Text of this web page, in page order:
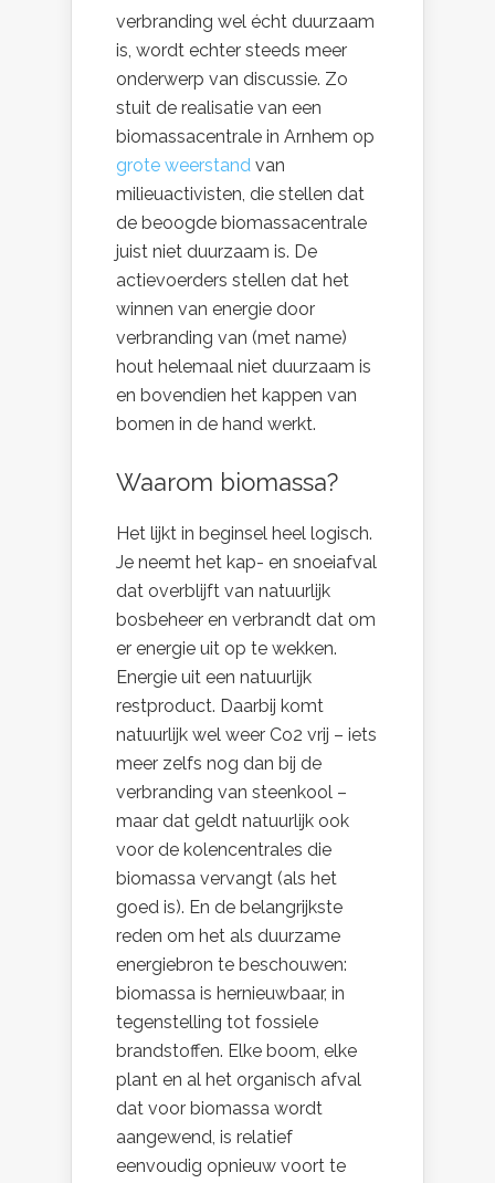
verbranding wel écht duurzaam
is, wordt echter steeds meer
onderwerp van discussie. Zo
stuit de realisatie van een
biomassacentrale in Arnhem op
grote weerstand van
milieuactivisten, die stellen dat
de beoogde biomassacentrale
juist niet duurzaam is. De
actievoerders stellen dat het
winnen van energie door
verbranding van (met name)
hout helemaal niet duurzaam is
en bovendien het kappen van
bomen in de hand werkt.
Waarom biomassa?
Het lijkt in beginsel heel logisch.
Je neemt het kap- en snoeiafval
dat overblijft van natuurlijk
bosbeheer en verbrandt dat om
er energie uit op te wekken.
Energie uit een natuurlijk
restproduct. Daarbij komt
natuurlijk wel weer Co2 vrij – iets
meer zelfs nog dan bij de
verbranding van steenkool –
maar dat geldt natuurlijk ook
voor de kolencentrales die
biomassa vervangt (als het
goed is). En de belangrijkste
reden om het als duurzame
energiebron te beschouwen:
biomassa is hernieuwbaar, in
tegenstelling tot fossiele
brandstoffen. Elke boom, elke
plant en al het organisch afval
dat voor biomassa wordt
aangewend, is relatief
eenvoudig opnieuw voort te